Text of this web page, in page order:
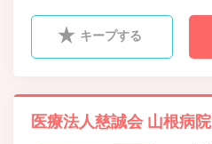
キープする
医療法人慈誠会 山根病院